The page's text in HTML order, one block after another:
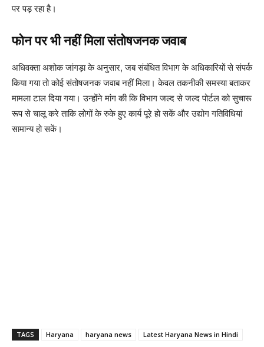
पर पड़ रहा है।
फोन पर भी नहीं मिला संतोषजनक जवाब
अधिवक्ता अशोक जांगड़ा के अनुसार, जब संबंधित विभाग के अधिकारियों से संपर्क
किया गया तो कोई संतोषजनक जवाब नहीं मिला। केवल तकनीकी समस्या बताकर
मामला टाल दिया गया। उन्होंने मांग की कि विभाग जल्द से जल्द पोर्टल को सुचारू
रूप से चालू करे ताकि लोगों के रुके हुए कार्य पूरे हो सकें और उद्योग गतिविधियां
सामान्य हो सकें।
TAGS Haryana haryana news Latest Haryana News in Hindi